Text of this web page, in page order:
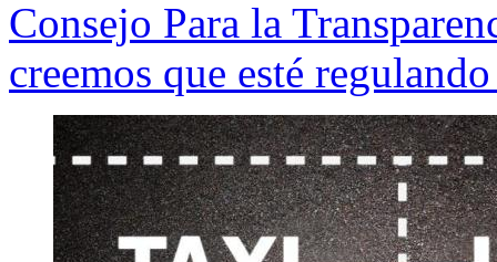
Consejo Para la
creemos que esté